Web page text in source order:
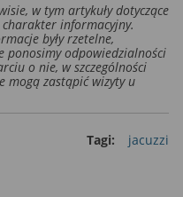
w tym artykuły dotyczące
charakter informacyjny.
były rzetelne,
ponosimy odpowiedzialności
o nie, w szczególności
mogą zastąpić wizyty u
Tagi: jacuzzi